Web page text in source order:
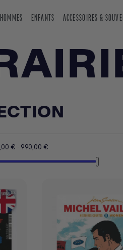
HOMMES ENFANTS ACCESSOIRES &
€ - 990,00 €